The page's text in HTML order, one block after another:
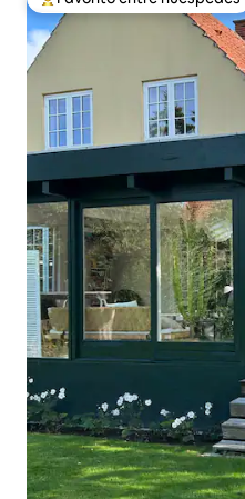
Favorito entre huéspedes